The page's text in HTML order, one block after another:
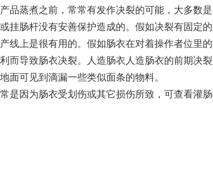
品蒸煮之前，常常有发作决裂的可能，大多数
挂肠杆没有安善保护造成的。假如决裂有固定
线上是很有用的。假如肠衣在对着操作者位里
而导致肠衣决裂。人造肠衣人造肠衣的前期决裂
面可见到滴漏一些类似面条的物料。
是因为肠衣受划伤或其它损伤所致，可查看灌